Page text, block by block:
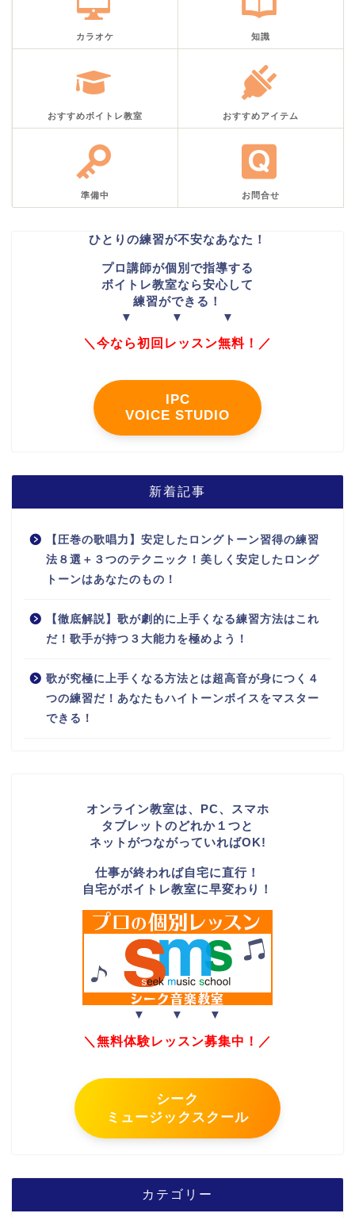
カラオケ 知識
おすすめボイトレ教室 おすすめアイテム
準備中 お問合せ
ひとりの練習が不安なあなた！
プロ講師が個別で指導する
ボイトレ教室なら安心して
練習ができる！
▼ ▼ ▼
＼今なら初回レッスン無料！／
IPC
VOICE STUDIO
新着記事
【圧巻の歌唱力】安定したロングトーン習得の練習
法８選＋３つのテクニック！美しく安定したロング
トーンはあなたのもの！
【徹底解説】歌が劇的に上手くなる練習方法はこれ
だ！歌手が持つ３大能力を極めよう！
歌が究極に上手くなる方法とは超高音が身につく４
つの練習だ！あなたもハイトーンボイスをマスター
できる！
オンライン教室は、PC、スマホ
タブレットのどれか１つと
ネットがつながっていればOK!
仕事が終われば自宅に直行！
自宅がボイトレ教室に早変わり！
▼ ▼ ▼
＼無料体験レッスン募集中！／
シーク
ミュージックスクール
カテゴリー